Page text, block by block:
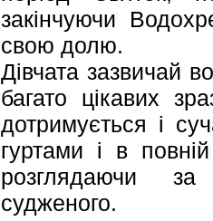
закінчуючи
свою долю.
Дівчата зазвичай
багато цікавих
дотримується і
гуртами і в
розглядаючи
судженого.